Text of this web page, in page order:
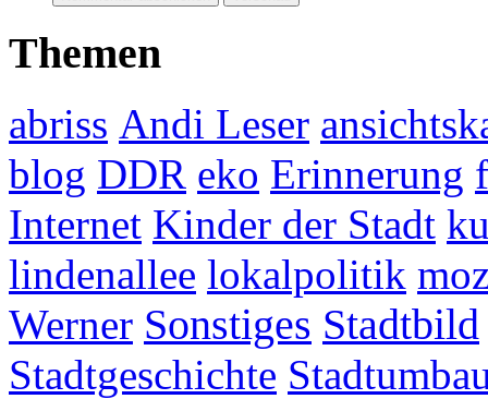
Themen
abriss Andi Leser
blog DDR eko Erinnerung
Internet Kinder der Stadt
lindenallee lokalpolitik
Werner Sonstiges Stadtbild
Stadtgeschichte